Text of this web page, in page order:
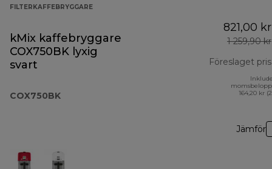
FILTERKAFFEBRYGGARE
kMix kaffebryggare
COX750BK lyxig
svart
COX750BK
821,00 kr
1 259,90 kr
Föreslaget pris
164,20 kr
Jämför